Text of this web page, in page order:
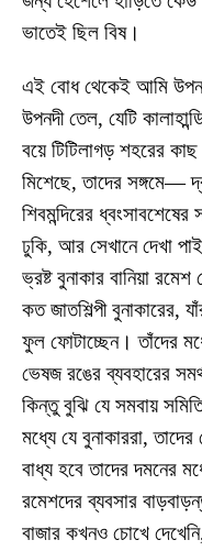
ভাতেই ছিল বিষ।
এই বোধ থেকেই আমি
উপনদী তেল, যেটি
বয়ে টিটিলাগড় শহরের
মিশেছে, তাদের সঙ্গমে—
শিবমন্দিরের ধ্বংসাবশেষের
ঢুকি, আর সেখানে দেখা পাই
ভ্রষ্ট বুনাকার বানিয়া
কত জাতশিল্পী বুনাকারের,
ফুল ফোটাচ্ছেন। তাঁদের
ভেষজ রঙের ব্যবহারের
কিন্তু বুঝি যে সমবায়
মধ্যে যে বুনাকাররা,
বাধ্য হবে তাদের দমনের
রমেশদের ব্যবসার
বাজার কখনও চোখে